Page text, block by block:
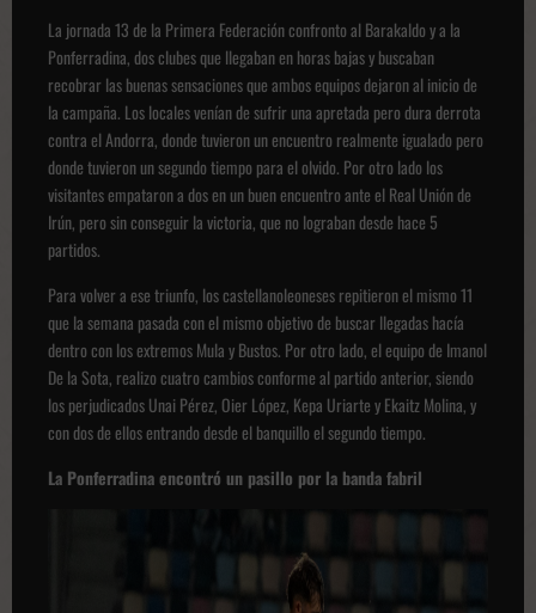
La jornada 13 de la Primera Federación confronto al Barakaldo y a la
Ponferradina, dos clubes que llegaban en horas bajas y buscaban
recobrar las buenas sensaciones que ambos equipos dejaron al inicio de
la campaña. Los locales venían de sufrir una apretada pero dura derrota
contra el Andorra, donde tuvieron un encuentro realmente igualado pero
donde tuvieron un segundo tiempo para el olvido. Por otro lado los
visitantes empataron a dos en un buen encuentro ante el Real Unión de
Irún, pero sin conseguir la victoria, que no lograban desde hace 5
partidos.
Para volver a ese triunfo, los castellanoleoneses repitieron el mismo 11
que la semana pasada con el mismo objetivo de buscar llegadas hacía
dentro con los extremos Mula y Bustos. Por otro lado, el equipo de Imanol
De la Sota, realizo cuatro cambios conforme al partido anterior, siendo
los perjudicados Unai Pérez, Oier López, Kepa Uriarte y Ekaitz Molina, y
con dos de ellos entrando desde el banquillo el segundo tiempo.
La Ponferradina encontró un pasillo por la banda fabril